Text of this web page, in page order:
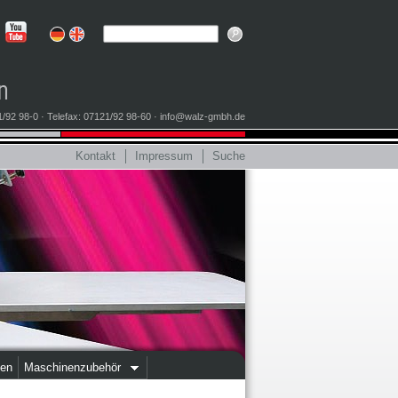
Maschinenzubehör
98-0 · Telefax: 07121/92 98-60 · info@walz-gmbh.de
Kontakt Impressum Suche